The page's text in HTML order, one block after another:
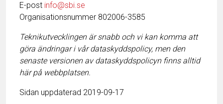
E-post info@sbi.se
Organisationsnummer 802006-3585
Teknikutvecklingen är snabb och vi kan komma att
göra ändringar i vår dataskyddspolicy, men den
senaste versionen av dataskyddspolicyn finns alltid
här på webbplatsen.
Sidan uppdaterad 2019-09-17